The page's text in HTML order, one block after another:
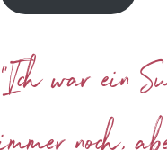
"Ich war ein